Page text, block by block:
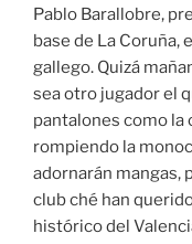
Pablo Barallobre,
base de La Coruña,
gallego. Quizá
sea otro jugador el
pantalones como la
rompiendo la
adornarán mangas,
club ché han
histórico del